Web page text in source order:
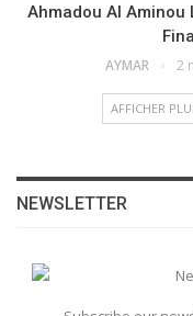
Ahmadou Al Aminou
AYMAR 2
AFFICHER
NEWSLETTER